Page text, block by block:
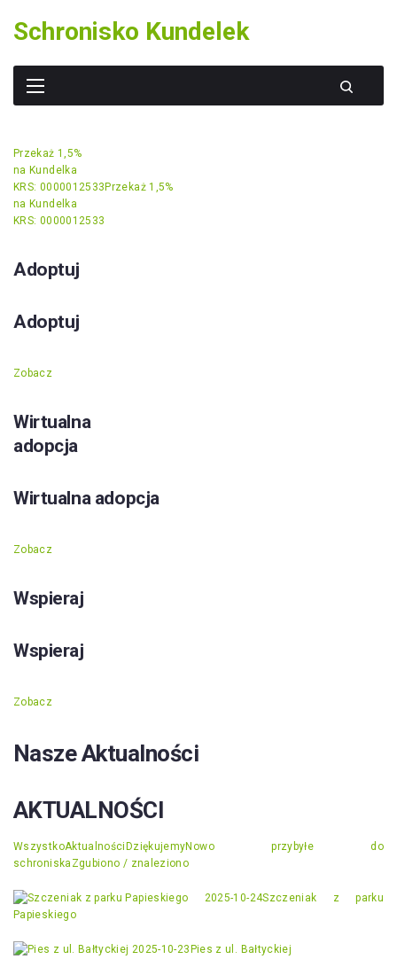
content
Schronisko Kundelek
Przekaż 1,5%
na Kundelka
KRS: 0000012533 Przekaż 1,5%
na Kundelka
KRS: 0000012533
Adoptuj
Adoptuj
Zobacz
Wirtualna
adopcja
Wirtualna adopcja
Zobacz
Wspieraj
Wspieraj
Zobacz
Nasze Aktualności
AKTUALNOŚCI
WszystkoAktualności DziękujemyNowo przybyłe do
schroniska Zgubiono / znaleziono
2025-10-24Szczeniak z parku
Papieskiego
2025-10-23 Pies z ul. Bałtyckiej